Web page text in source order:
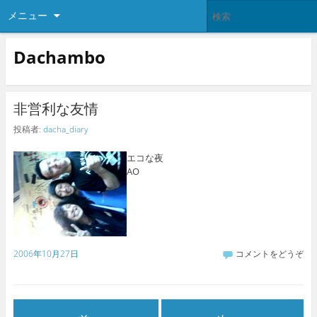
メニュー
Dachambo
非営利な友情
投稿者: dacha_diary
エコな夜
AO
2006年10月27日 コメントをどうぞ